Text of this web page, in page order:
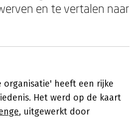
en te vertalen naar
organisatie' heeft een rijke
Het werd op de kaart
, uitgewerkt door